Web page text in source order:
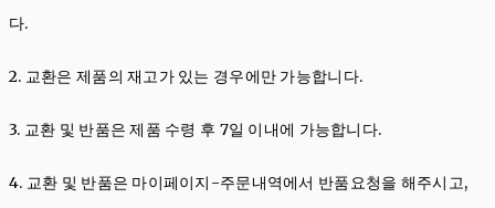
다.
2. 교환은 제품의 재고가 있는 경우에만 가능합니다.
3. 교환 및 반품은 제품 수령 후 7일 이내에 가능합니다.
4. 교환 및 반품은 마이페이지-주문내역에서 반품요청을 해주시고,